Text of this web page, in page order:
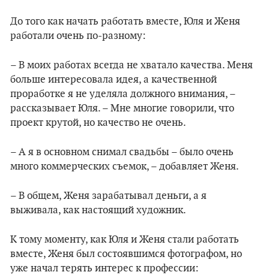
До того как начать работать вместе, Юля и Женя
работали очень по-разному:
– В моих работах всегда не хватало качества. Меня
больше интересовала идея, а качественной
проработке я не уделяла должного внимания, –
рассказывает Юля. – Мне многие говорили, что
проект крутой, но качество не очень.
– А я в основном снимал свадьбы – было очень
много коммерческих съемок, – добавляет Женя.
– В общем, Женя зарабатывал деньги, а я
выживала, как настоящий художник.
К тому моменту, как Юля и Женя стали работать
вместе, Женя был состоявшимся фотографом, но
уже начал терять интерес к профессии: